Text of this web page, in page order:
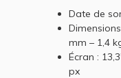
Date de
mm – 1,4
Écran :
px